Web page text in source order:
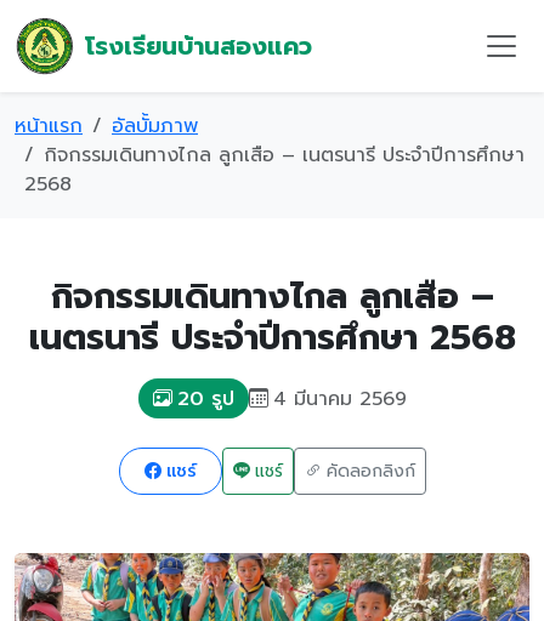
โรงเรียนบ้านสองแคว
หน้าแรก
อัลบั้มภาพ
กิจกรรมเดินทางไกล ลูกเสือ – เนตรนารี ประจำปีการศึกษา
2568
กิจกรรมเดินทางไกล ลูกเสือ –
เนตรนารี ประจำปีการศึกษา 2568
20 รูป 4 มีนาคม 2569
แชร์ แชร์ คัดลอกลิงก์